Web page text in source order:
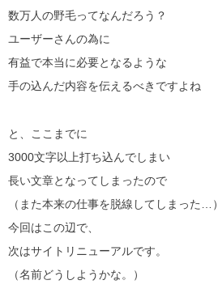
数万人の野毛ってなんだろう？
ユーザーさんの為に
有益で本当に必要となるような
手の込んだ内容を伝えるべきですよね
と、ここまでに
3000文字以上打ち込んでしまい
長い文章となってしまったので
（また本来の仕事を脱線してしまった…）
今回はこの辺で、
次はサイトリニューアルです。
（名前どうしようかな。）